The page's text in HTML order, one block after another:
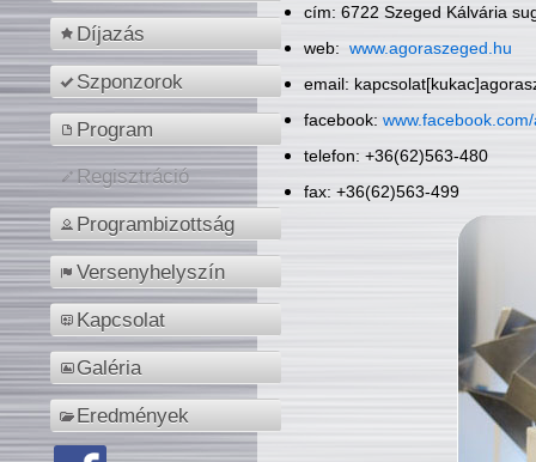
Díjazás
Szponzorok
Program
Regisztráció
Programbizottság
Versenyhelyszín
Kapcsolat
Galéria
Eredmények
cím: 6722 Szeged Kálvária
web: www.agoraszeged.hu
email:
facebook:
telefon: +36(62)563-480
fax: +36(62)563-499